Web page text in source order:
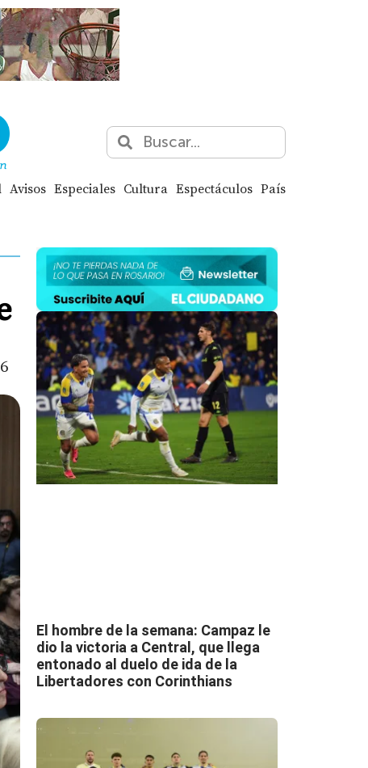
Avisos Especiales Cultura Espectáculos País
El hombre de la semana: Campaz le
dio la victoria a Central, que llega
entonado al duelo de ida de la
Libertadores con Corinthians